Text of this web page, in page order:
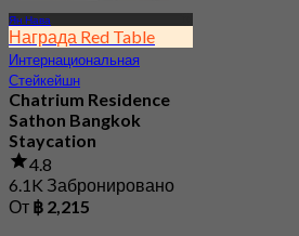
Стейкейшн
Chatrium Residence
Sathon Bangkok
Staycation
4.8
6.1K Забронировано
От฿ 2,215